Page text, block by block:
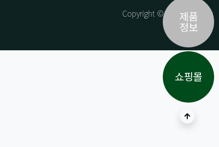
Copyright © ARK All Rights
Reserved.
상단으로
제품
정보
쇼핑몰